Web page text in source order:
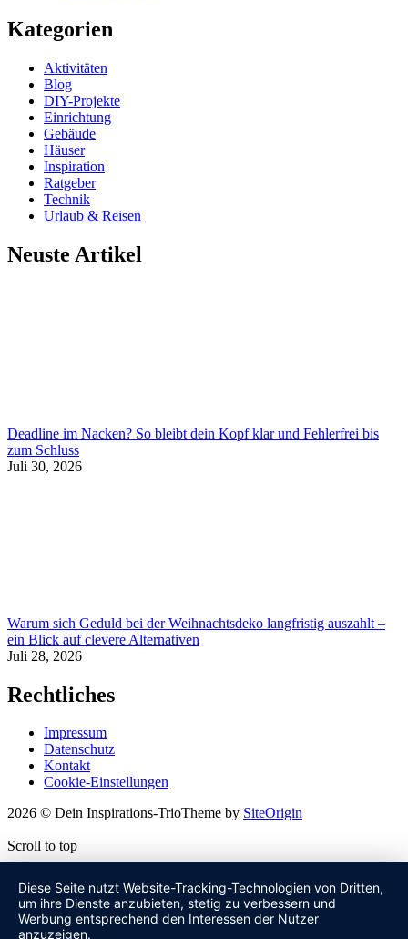
Kategorien
Aktivitäten
Blog
DIY-Projekte
Einrichtung
Gebäude
Häuser
Inspiration
Ratgeber
Technik
Urlaub & Reisen
Neuste Artikel
Deadline im Nacken? So bleibt dein Kopf klar und Fehlerfrei bis
zum Schluss
Juli 30, 2026
Warum sich Geduld bei der Weihnachtsdeko langfristig auszahlt –
ein Blick auf clevere Alternativen
Juli 28, 2026
Rechtliches
Impressum
Datenschutz
Kontakt
Cookie-Einstellungen
2026 © Dein Inspirations-TrioTheme by SiteOrigin
Scroll to top
Diese Seite nutzt Website-Tracking-Technologien von Dritten,
um ihre Dienste anzubieten, stetig zu verbessern und
Werbung entsprechend den Interessen der Nutzer
anzuzeigen.